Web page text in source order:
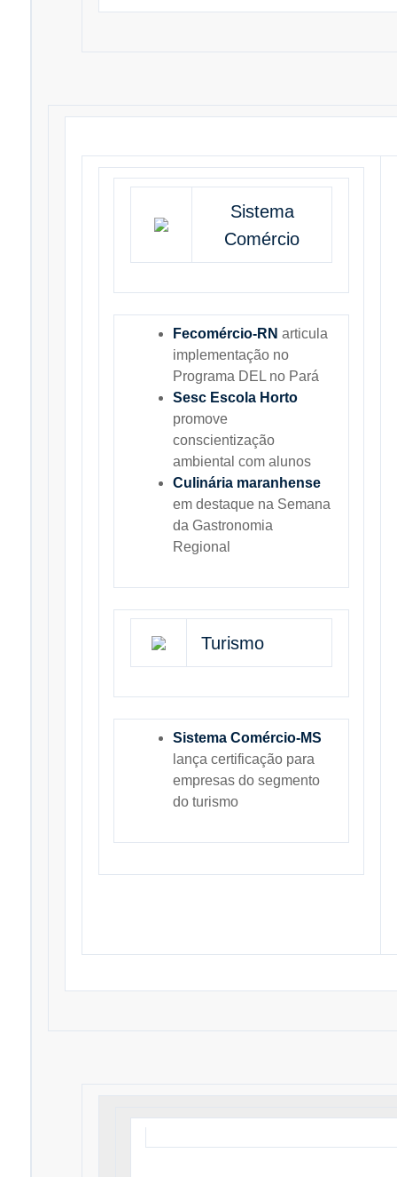
Sistema
Comércio
Fecomércio-RN articula
implementação no
Programa DEL no Pará
Sesc Escola Horto
promove
conscientização
ambiental com alunos
Culinária maranhense
em destaque na Semana
da Gastronomia
Regional
Turismo
Sistema Comércio-MS
lança certificação para
empresas do segmento
do turismo